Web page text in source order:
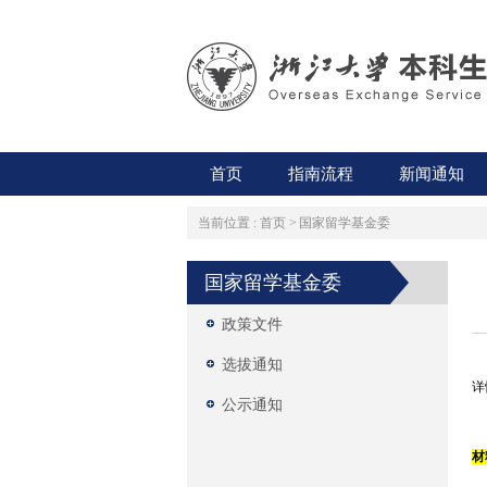
首页 指南流程 新闻通知
当前位置 : 首页 > 国家留学基金委
国家留学基金委
政策文件
选拔通知
公示通知